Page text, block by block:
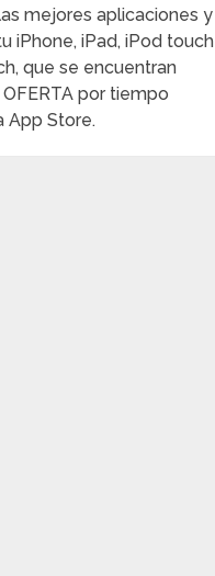
mejores aplicaciones y
iPhone, iPad, iPod touch
que se encuentran
OFERTA por tiempo
App Store.